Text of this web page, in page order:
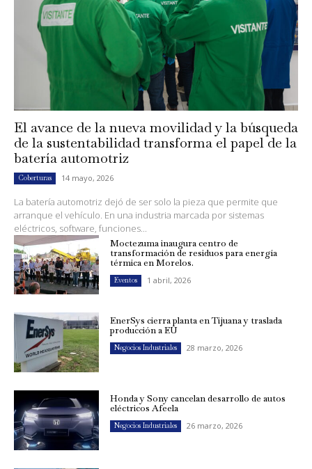
El avance de la nueva movilidad y la búsqueda
de la sustentabilidad transforma el papel de la
batería automotriz
Coberturas 14 mayo, 2026
La batería automotriz dejó de ser solo la pieza que permite que
arranque el vehículo. En una industria marcada por sistemas
eléctricos, software, funciones...
Moctezuma inaugura centro de
transformación de residuos para energía
térmica en Morelos.
Eventos 1 abril, 2026
EnerSys cierra planta en Tijuana y traslada
producción a EU
Negocios Industriales 28 marzo, 2026
Honda y Sony cancelan desarrollo de autos
eléctricos Afeela
Negocios Industriales 26 marzo, 2026